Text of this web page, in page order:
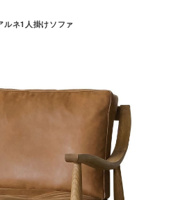
ルネ1人掛けソファ